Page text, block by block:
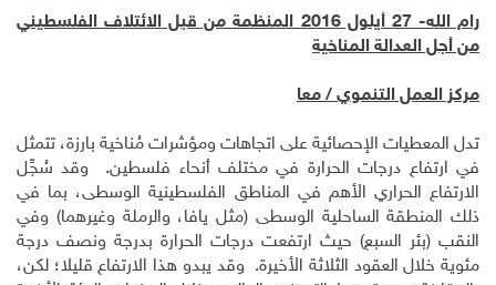
رام الله-27أيلول 2016 المنظمة من قبل
الائتلاف الفلسطيني
من أجل العدالة المناخية
مركز العمل التنموي / معا
تدل المعطيات الإحصائية على اتجاهات ومؤشرات مُناخية بارزة، تتمثل
في ارتفاع درجات الحرارة في مختلف أنحاء فلسطين. وقد سُجِّل
الارتفاع الحراري الأهم في المناطق الفلسطينية الوسطى، بما في
ذلك المنطقة الساحلية الوسطى (مثل يافا، والرملة وغيرهما) وفي
النقب (بئر السبع) حيث ارتفعت درجات الحرارة بدرجة ونصف درجة
مئوية خلال العقود الثلاثة الأخيرة. وقد يبدو هذا الارتفاع قليلا؛ لكن،